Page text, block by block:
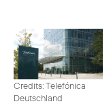
Credits: Telefónica
Deutschland